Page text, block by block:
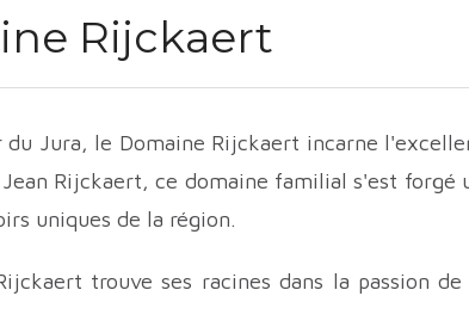
Rijckaert
Jura, le Domaine Rijckaert incarne
Rijckaert, ce domaine familial s'est
uniques de la région.
trouve ses racines dans la passion